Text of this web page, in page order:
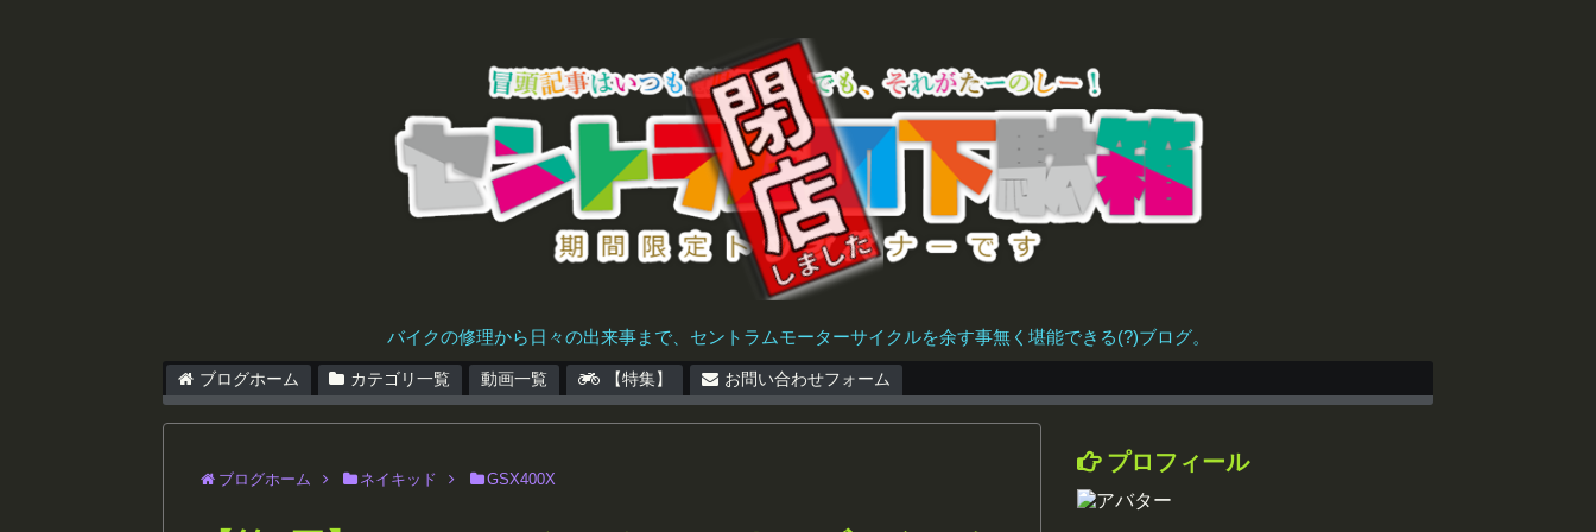
バイクの修理から日々の出来事まで、セントラムモーターサイクルを余す事無く堪能できる(?)ブログ。
ブログホーム カテゴリ一覧 動画一覧 【特集】 お問い合わせフォーム
ブログホーム ネイキッド GSX400X
プロフィール